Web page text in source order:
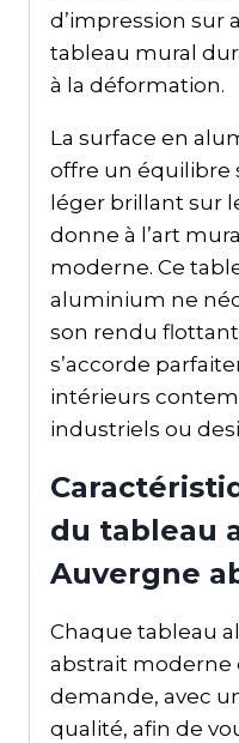
d’impression sur
tableau mural
à la déformation.
La surface en
offre un
léger brillant sur
donne à l’art
moderne. Ce
aluminium ne
son rendu
s’accorde
intérieurs
industriels ou
du tableau
Auvergne
Chaque tableau
abstrait moderne
demande, avec
qualité, afin de